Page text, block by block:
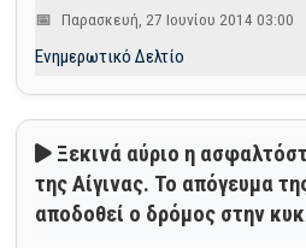
Παρασκευή, 27 Ιουνίου 2014 03:00
Ενημερωτικό Δελτίο
Ξεκινά αύριο η
της Αίγινας. Το απόγευμα
αποδοθεί ο δρόμος στην